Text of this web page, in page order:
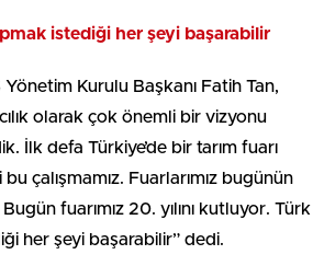
istediği her şeyi başarabilir
Yönetim Kurulu Başkanı Fatih Tan,
olarak çok önemli bir vizyonu
İlk defa Türkiye’de bir tarım fuarı
bu çalışmamız. Fuarlarımız bugünün
fuarımız 20. yılını kutluyor. Türk
her şeyi başarabilir” dedi.